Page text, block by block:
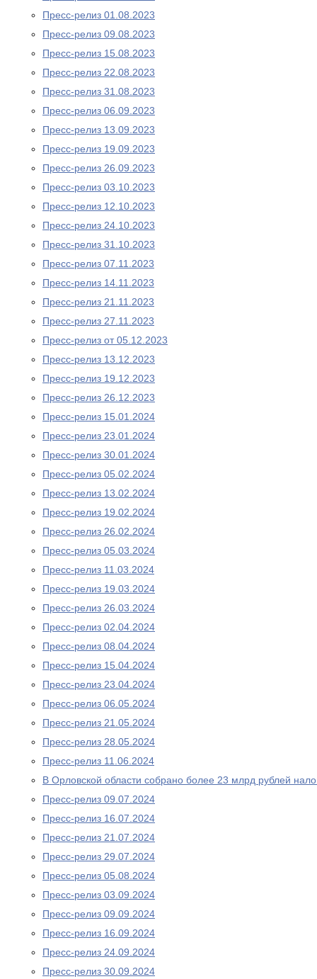
Пресс-релиз 01.08.2023
Пресс-релиз 09.08.2023
Пресс-релиз 15.08.2023
Пресс-релиз 22.08.2023
Пресс-релиз 31.08.2023
Пресс-релиз 06.09.2023
Пресс-релиз 13.09.2023
Пресс-релиз 19.09.2023
Пресс-релиз 26.09.2023
Пресс-релиз 03.10.2023
Пресс-релиз 12.10.2023
Пресс-релиз 24.10.2023
Пресс-релиз 31.10.2023
Пресс-релиз 07.11.2023
Пресс-релиз 14.11.2023
Пресс-релиз 21.11.2023
Пресс-релиз 27.11.2023
Пресс-релиз от 05.12.2023
Пресс-релиз 13.12.2023
Пресс-релиз 19.12.2023
Пресс-релиз 26.12.2023
Пресс-релиз 15.01.2024
Пресс-релиз 23.01.2024
Пресс-релиз 30.01.2024
Пресс-релиз 05.02.2024
Пресс-релиз 13.02.2024
Пресс-релиз 19.02.2024
Пресс-релиз 26.02.2024
Пресс-релиз 05.03.2024
Пресс-релиз 11.03.2024
Пресс-релиз 19.03.2024
Пресс-релиз 26.03.2024
Пресс-релиз 02.04.2024
Пресс-релиз 08.04.2024
Пресс-релиз 15.04.2024
Пресс-релиз 23.04.2024
Пресс-релиз 06.05.2024
Пресс-релиз 21.05.2024
Пресс-релиз 28.05.2024
Пресс-релиз 11.06.2024
В Орловской области собрано более 23 млрд рублей
Пресс-релиз 09.07.2024
Пресс-релиз 16.07.2024
Пресс-релиз 21.07.2024
Пресс-релиз 29.07.2024
Пресс-релиз 05.08.2024
Пресс-релиз 03.09.2024
Пресс-релиз 09.09.2024
Пресс-релиз 16.09.2024
Пресс-релиз 24.09.2024
Пресс-релиз 30.09.2024